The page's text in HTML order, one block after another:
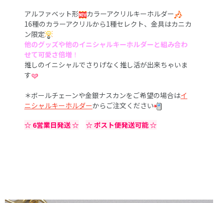
アルファベット形
カラーアクリルキーホルダー
16種のカラーアクリルから1種セレクト、金具はカニカ
ン限定
他のグッズや他のイニシャルキーホルダーと組み合わ
せて可愛さ倍増 ！
推しのイニシャルでさりげなく推し活が出来ちゃいま
す
＊ボールチェーンや金銀ナスカンをご希望の場合はイ
ニシャルキーホルダーからご注文ください
☆ 6営業日発送 ☆
☆ ポスト便発送可能 ☆